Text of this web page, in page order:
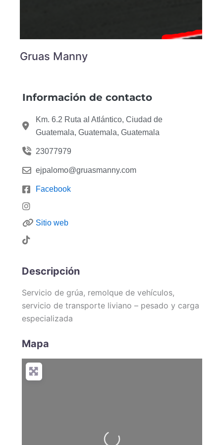
Gruas Manny
Información de contacto
Km. 6.2 Ruta al Atlántico, Ciudad de
Guatemala, Guatemala, Guatemala
23077979
ejpalomo@gruasmanny.com
Facebook
Sitio web
Descripción
Servicio de grúa, remolque de vehículos,
servicio de transporte liviano – pesado y carga
especializada
Mapa